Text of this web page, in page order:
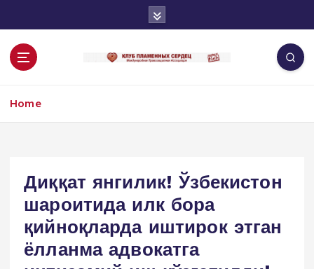
o
Home
Диққат янгилик! Ўзбекистон
шароитида илк бора
қийноқларда иштирок этган
ёлланма адвокатга